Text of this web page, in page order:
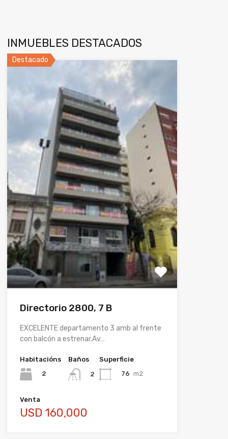
INMUEBLES DESTACADOS
Destacado
Directorio 2800, 7 B
EXCELENTE departamento 3 amb al frente
con balcón a estrenar.Av…
Habitacións
2
Baños
2
Superficie
76 m2
Venta
USD 160,000